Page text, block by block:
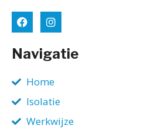
Navigatie
Home
Isolatie
Werkwijze